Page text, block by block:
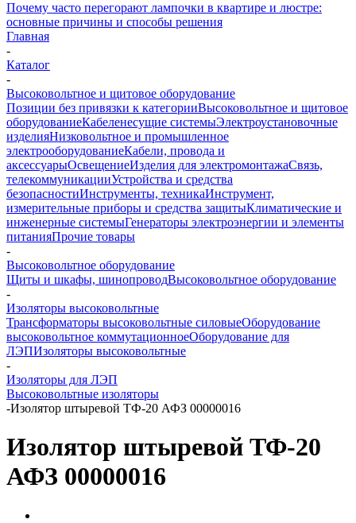
Почему часто перегорают лампочки в квартире и люстре:
основные причины и способы решения
Главная
-
Каталог
-
Высоковольтное и щитовое оборудование
Позиции без привязки к категорииВысоковольтное и щитовое
оборудованиеКабеленесущие системыЭлектроустановочные
изделияНизковольтное и промышленное
электрооборудованиеКабели, провода и
аксессуарыОсвещениеИзделия для электромонтажаСвязь,
телекоммуникацииУстройства и средства
безопасностиИнструменты, техникаИнструмент,
измерительные приборы и средства защитыКлиматические и
инженерные системыГенераторы электроэнергии и элементы
питанияПрочие товары
-
Высоковольтное оборудование
Щиты и шкафы, шинопроводВысоковольтное оборудование
-
Изоляторы высоковольтные
Трансформаторы высоковольтные силовыеОборудование
высоковольтное коммутационноеОборудование для
ЛЭПИзоляторы высоковольтные
-
Изоляторы для ЛЭП
Высоковольтные изоляторы
-Изолятор штыревой ТФ-20 АФЗ 00000016
Изолятор штыревой ТФ-20
АФЗ 00000016